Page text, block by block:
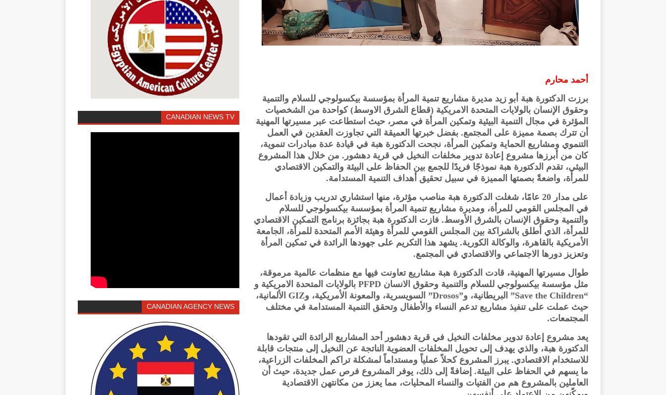
أحمد محارم
برزت الدكتورة هبة أبو زيد مديرة مشاريع تنمية المرأة بمؤسسة بيكسولوجي للسلام والتنمية
وحقوق الإنسان بالولايات المتحدة الامريكية (قطاع الشرق الاوسط) كواحدة من الشخصيات
المؤثرة في مجال التنمية البيئية وتمكين المرأة في مصر، حيث استطاعت عبر مسيرتها المهنية
أن تترك بصمة مميزة على المجتمع. بفضل خبرتها العميقة التي تجاوزت العقدين في العمل
التنموي ومشاريع الحماية وتمكين المرأة، نجحت الدكتورة هبة في قيادة عدة مبادرات تنموية،
كان من أبرزها مشروع إعادة تدوير مخلفات النخيل في قرية دهشور. من خلال هذا المشروع
البيئي، تقدم الدكتورة هبة نموذجًا فريدًا للجمع بين الحفاظ على البيئة والتمكين الاقتصادي
للمرأة، واضعةً بصمتها المميزة في سبيل تحقيق أهداف التنمية المستدامة.
على مدار 20 عامًا، شغلت الدكتورة هبة مناصب مؤثرة، منها استشاري تدريب وزيادة أعمال
في المجلس القومي للمرأة، ومديرة مشاريع تنمية المرأة بمؤسسة بيكسولوجي للسلام
والتنمية وحقوق الإنسان بالشرق الأوسط. فازت الدكتورة هبة بجائزة برنامج التمكين الاقتصادي
للمرأة، الذي أطلق بالشراكة بين المجلس القومي للمرأة وهيئة الأمم المتحدة للمرأة، الجامعة
الأمريكية بالقاهرة، والوكالة الكورية. يشهد هذا التكريم على جهودها الرائدة في تمكين المرأة
وتعزيز دورها الاجتماعي والاقتصادي في المجتمع.
طوال مسيرتها المهنية، قادت الدكتورة هبة مشاريع تعاونت فيها مع منظمات عالمية مرموقة،
مثل مؤسسة بيكسولوجي للسلام والتنمية وحقوق الانسان PFPD بالولايات المتحدة الامريكية و
“Save the Children” البريطانية، و”Drosos” السويسرية، والمعونة الأمريكية، وGIZ الألمانية،
حيث عملت على تنفيذ مشاريع تدعم النساء والأطفال وتحقق التنمية المستدامة في مختلف
المجتمعات.
يعد مشروع إعادة تدوير مخلفات النخيل في قرية دهشور أحد المشاريع الرائدة التي تقودها
الدكتورة هبة، والذي يهدف إلى تحويل المخلفات العضوية الناتجة عن النخيل إلى منتجات قابلة
للاستخدام الاقتصادي. يبرز المشروع كحلاً عملياً ومستداماً لمشكلة تراكم المخلفات الزراعية،
ما يسهم في الحفاظ على البيئة. إضافةً إلى ذلك، يوفر المشروع فرص عمل جديدة، حيث أن
العاملين بالمشروع هم من الفتيات والنساء المحليات، مما يعزز من مكانتهن الاقتصادية
CANADIAN NEWS TV
CANADIAN AGENCY NEWS